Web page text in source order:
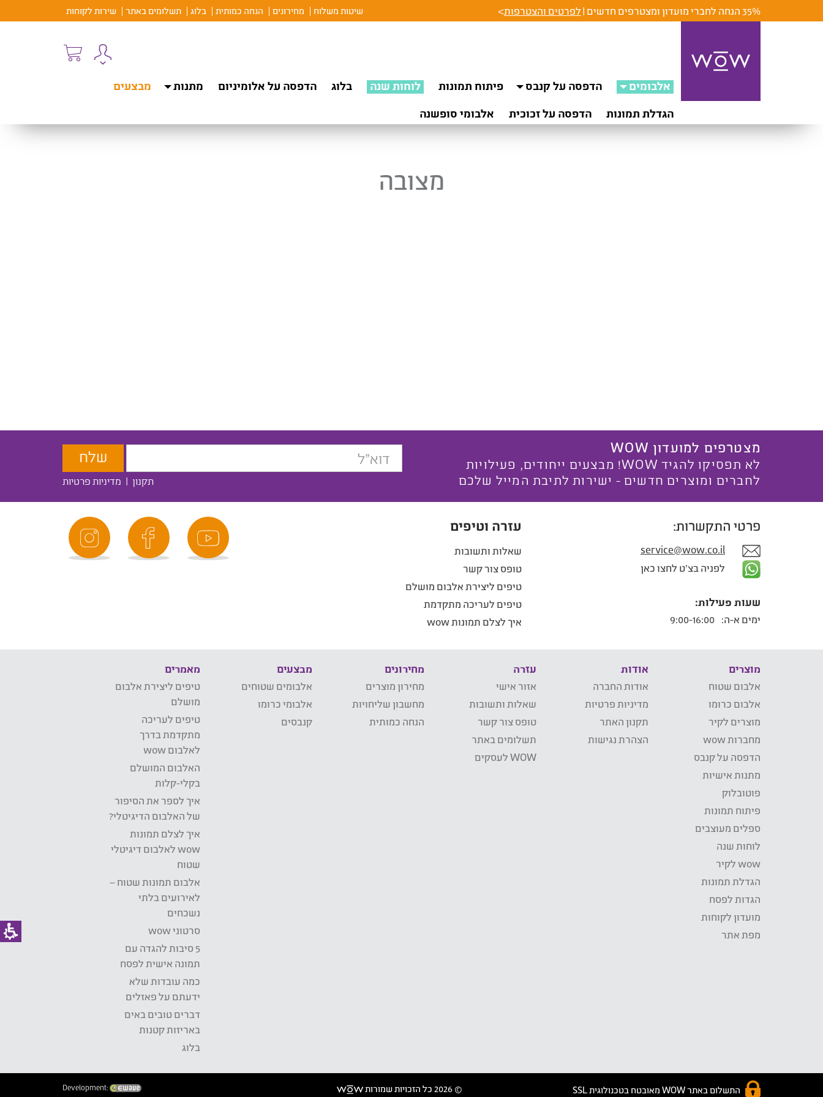
35% הנחה לחברי מועדון ומצטרפים חדשים | לפרטים והצטרפות> שיטות משלוח מחירונים הנחה כמותית בלוג תשלומים באתר שירות לקוחות
אלבומים הדפסה על קנבס פיתוח תמונות לוחות שנה בלוג הדפסה על אלומיניום מתנות
מבצעים
הגדלת תמונות
הדפסה על זכוכית אלבומי סופשנה
מצובה
מצטרפים למועדון WOW
לא תפסיקו להגיד WOW! מבצעים ייחודים, פעילויות
לחברים ומוצרים חדשים - ישירות לתיבת המייל שלכם
תקנון | מדיניות פרטיות
פרטי התקשרות:
service@wow.co.il
לפניה בצ'ט לחצו כאן
שעות פעילות:
ימים א-ה:
עזרה וטיפים
שאלות ותשובות
טופס צור קשר
טיפים ליצירת אלבום מושלם
טיפים לעריכה מתקדמת
איך לצלם תמונות wow
מוצרים
אלבום שטוח
אלבום כרומו
מוצרים לקיר
מחברות wow
הדפסה על קנבס
מתנות אישיות
פוטובלוק
פיתוח תמונות
ספלים מעוצבים
לוחות שנה
wow לקיר
הגדלת תמונות
הגדות לפסח
מועדון לקוחות
מפת אתר
אודות
אודות החברה
מדיניות פרטיות
תקנון האתר
הצהרת נגישות
עזרה
אזור אישי
שאלות ותשובות
טופס צור קשר
תשלומים באתר
WOW לעסקים
מחירונים
מחירון מוצרים
מחשבון שליחויות
הנחה כמותית
מבצעים
אלבומים שטוחים
אלבומי כרומו
קנבסים
מאמרים
טיפים ליצירת אלבום
מושלם
טיפים לעריכה
מתקדמת בדרך
לאלבום wow
האלבום המושלם
בקלי-קלות
איך לספר את הסיפור
של האלבום הדיגיטלי?
איך לצלם תמונות
wow לאלבום דיגיטלי
שטוח
אלבום תמונות שטוח –
לאירועים בלתי
נשכחים
סרטוני wow
5 סיבות להגדה עם
תמונה אישית לפסח
כמה עובדות שלא
ידעתם על פאזלים
דברים טובים באים
באריזות קטנות
בלוג
התשלום באתר WOW מאובטח בטכנולוגית SSL © 2026 כל הזכויות שמורות Development: